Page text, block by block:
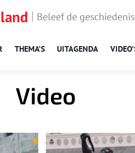
Beleef de
THEMA’S UITAGENDA
Video